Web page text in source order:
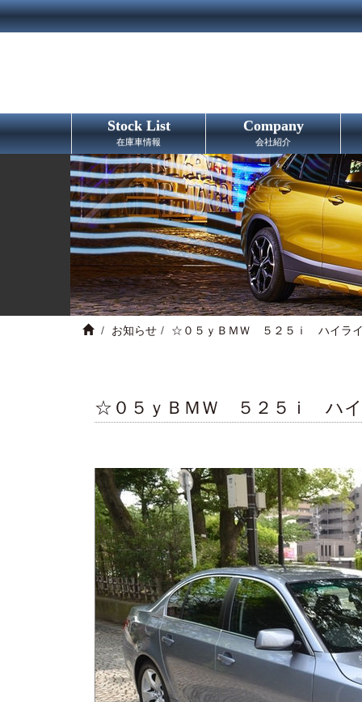
Stock List
在庫車情報
Company
会社紹介
お知らせ ☆０５ｙＢＭＷ ５２５ｉ ハイラ
☆０５ｙＢＭＷ ５２５ｉ ハ